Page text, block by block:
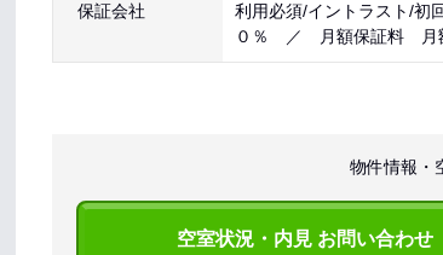
保証会社
利用必須/イントラスト/初
０％ ／ 月額保証料 月
物件情報・
空室状況・内見 お問い合わせ